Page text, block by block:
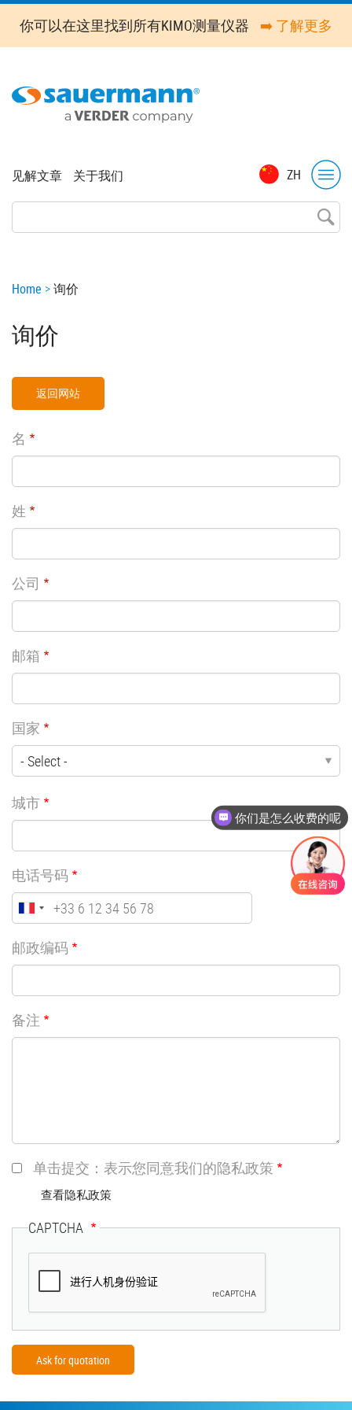
Skip
main
你可以在这里找到所有KIMO测量仪器 ➡️ 了解更多
ZH
Top
见解文章 关于我们
Breadcrumb
Home 询价
询价
返回网站
名
姓
公司
邮箱
国家
城市
电话号码
邮政编码
备注
单击提交：表示您同意我们的隐私政策
查看隐私政策
CAPTCHA
你们是怎么收费的呢